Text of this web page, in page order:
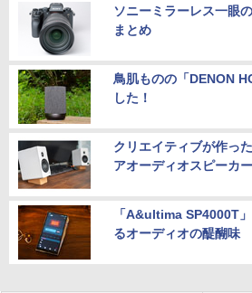
ソニーミラーレス一眼
まとめ
鳥肌ものの「DENON
した！
クリエイティブが作っ
アオーディオスピーカ
「A&ultima SP4000T
るオーディオの醍醐味